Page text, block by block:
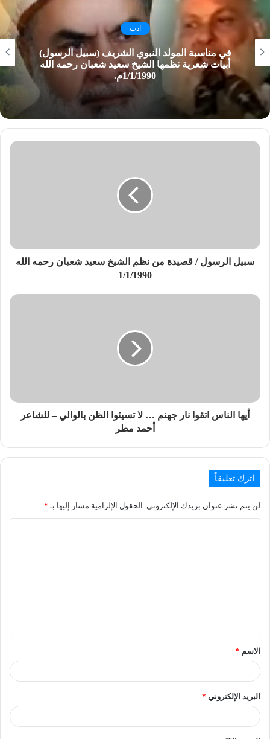
ادب
في مناسبة المولد النبوي الشريف (سبيل الرسول)
أبيات شعرية نظمها الشيخ سعيد شعبان رحمه الله
1/1/1990م.
سبيل الرسول / قصيدة من نظم الشيخ سعيد شعبان رحمه الله
1/1/1990
أيها الناس اتقوا نار جهنم … لا تسيئوا الظن بالوالي – للشاعر
أحمد مطر
اترك تعليقاً
لن يتم نشر عنوان بريدك الإلكتروني. الحقول الإلزامية مشار إليها بـ *
الاسم *
البريد الإلكتروني *